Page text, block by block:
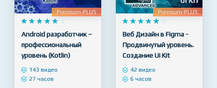
NEW
Premium-PLUS
    
     5
Android разработчик –
профессиональный
уровень (Kotlin)
NEW
Premium-PLUS
    
     5
Веб Дизайн в Figma -
Продвинутый уровень.
Создание Ui Kit